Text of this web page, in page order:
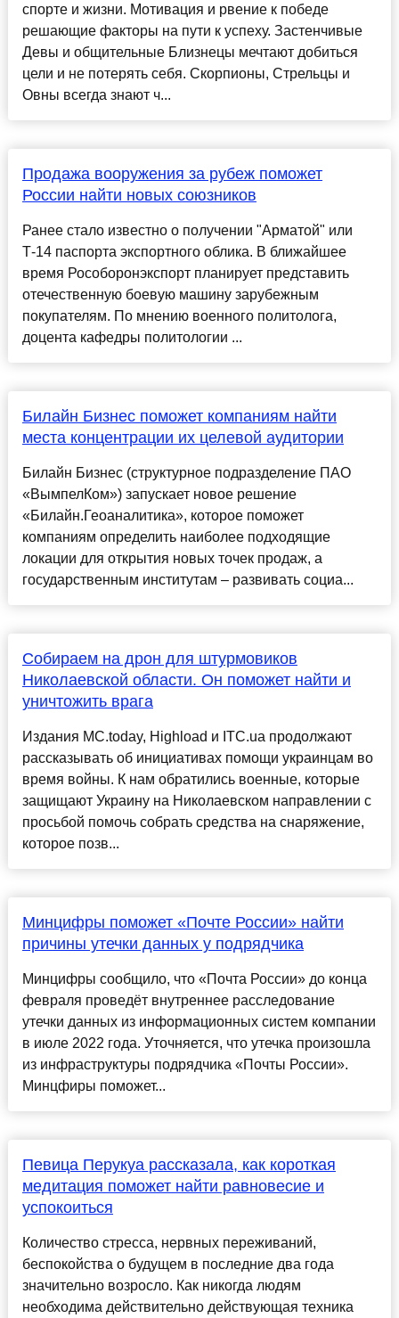
спорте и жизни. Мотивация и рвение к победе
решающие факторы на пути к успеху. Застенчивые
Девы и общительные Близнецы мечтают добиться
цели и не потерять себя. Скорпионы, Стрельцы и
Овны всегда знают ч...
Продажа вооружения за рубеж поможет
России найти новых союзников
Ранее стало известно о получении "Арматой" или
Т-14 паспорта экспортного облика. В ближайшее
время Рособоронэкспорт планирует представить
отечественную боевую машину зарубежным
покупателям. По мнению военного политолога,
доцента кафедры политологии ...
Билайн Бизнес поможет компаниям найти
места концентрации их целевой аудитории
Билайн Бизнес (структурное подразделение ПАО
«ВымпелКом») запускает новое решение
«Билайн.Геоаналитика», которое поможет
компаниям определить наиболее подходящие
локации для открытия новых точек продаж, а
государственным институтам – развивать социа...
Собираем на дрон для штурмовиков
Николаевской области. Он поможет найти и
уничтожить врага
Издания MC.today, Highload и ITC.ua продолжают
рассказывать об инициативах помощи украинцам во
время войны. К нам обратились военные, которые
защищают Украину на Николаевском направлении с
просьбой помочь собрать средства на снаряжение,
которое позв...
Минцифры поможет «Почте России» найти
причины утечки данных у подрядчика
Минцифры сообщило, что «Почта России» до конца
февраля проведёт внутреннее расследование
утечки данных из информационных систем компании
в июле 2022 года. Уточняется, что утечка произошла
из инфраструктуры подрядчика «Почты России».
Минцфиры поможет...
Певица Перукуа рассказала, как короткая
медитация поможет найти равновесие и
успокоиться
Количество стресса, нервных переживаний,
беспокойства о будущем в последние два года
значительно возросло. Как никогда людям
необходима действительно действующая техника